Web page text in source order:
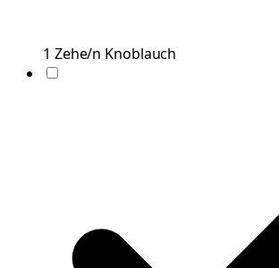
1 Zehe/n Knoblauch